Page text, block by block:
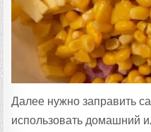
Далее нужно заправить
использовать домашний